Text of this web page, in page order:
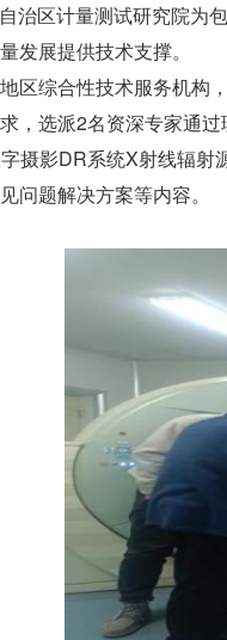
治区计量测试研究院为
发展提供技术支撑。
区综合性技术服务机构
，选派2名资深专家通
字摄影DR系统X射线辐
问题解决方案等内容。